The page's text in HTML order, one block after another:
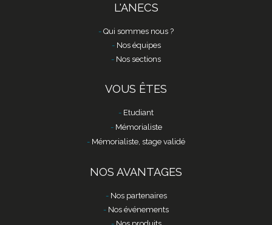
L'ANECS
Qui sommes nous ?
Nos équipes
Nos sections
VOUS ÊTES
Etudiant
Mémorialiste
Mémorialiste, stage validé
NOS AVANTAGES
Nos partenaires
Nos événements